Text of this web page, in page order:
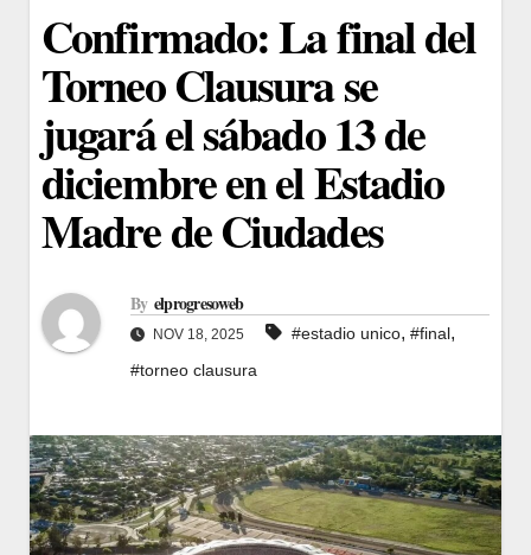
Confirmado: La final del
Torneo Clausura se
jugará el sábado 13 de
diciembre en el Estadio
Madre de Ciudades
By elprogresoweb
NOV 18, 2025 #estadio unico, #final,
#torneo clausura